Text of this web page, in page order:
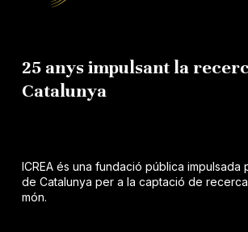
25 anys impulsant la
Catalunya
ICREA és una fundació pública impulsada
de Catalunya per a la captació de
món.